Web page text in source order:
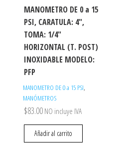
MANOMETRO DE 0 a 15
PSI, CARATULA: 4″,
TOMA: 1/4″
HORIZONTAL (T. POST)
INOXIDABLE MODELO:
PFP
MANOMETRO DE 0 a 15 PSI,
MANÓMETROS
$83.00 NO incluye IVA
Añadir al carrito